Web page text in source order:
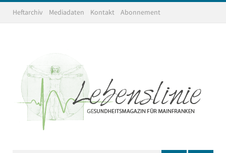
Heftarchiv Mediadaten Kontakt Abonnement